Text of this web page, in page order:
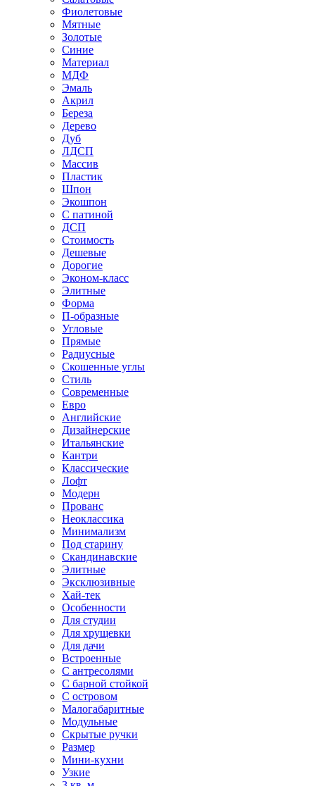
Фиолетовые
Мятные
Золотые
Синие
Материал
МДФ
Эмаль
Акрил
Береза
Дерево
Дуб
ЛДСП
Массив
Пластик
Шпон
Экошпон
С патиной
ДСП
Стоимость
Дешевые
Дорогие
Эконом-класс
Элитные
Форма
П-образные
Угловые
Прямые
Радиусные
Скошенные углы
Стиль
Современные
Евро
Английские
Дизайнерские
Итальянские
Кантри
Классические
Лофт
Модерн
Прованс
Неоклассика
Минимализм
Под старину
Скандинавские
Элитные
Эксклюзивные
Хай-тек
Особенности
Для студии
Для хрущевки
Для дачи
Встроенные
С антресолями
С барной стойкой
С островом
Малогабаритные
Модульные
Скрытые ручки
Размер
Мини-кухни
Узкие